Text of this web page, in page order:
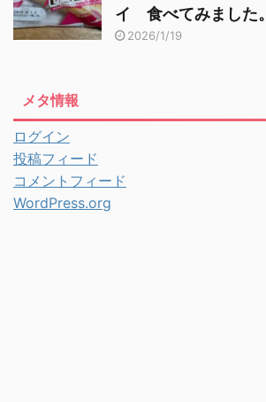
イ 食べてみました。
2026/1/19
メタ情報
ログイン
投稿フィード
コメントフィード
WordPress.org